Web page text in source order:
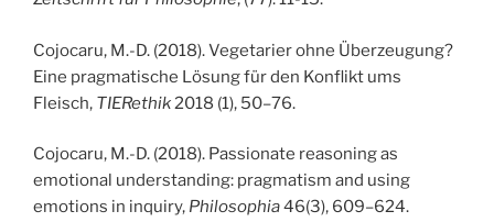
Cojocaru, M.-D. (2018). Vegetarier ohne Überzeugung?
Eine pragmatische Lösung für den Konflikt ums
Fleisch, TIERethik 2018 (1), 50–76.
Cojocaru, M.-D. (2018). Passionate reasoning as
emotional understanding: pragmatism and using
emotions in inquiry, Philosophia46(3), 609–624.